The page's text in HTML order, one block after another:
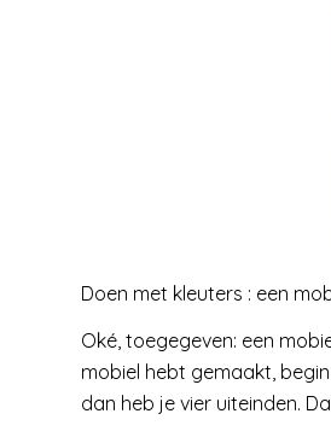
Doen met kleuters : een
Oké, toegegeven: een
mobiel hebt gemaakt,
dan heb je vier uiteinden.